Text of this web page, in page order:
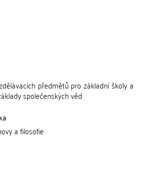
předmětů pro základní školy a
společenských věd
a filosofie